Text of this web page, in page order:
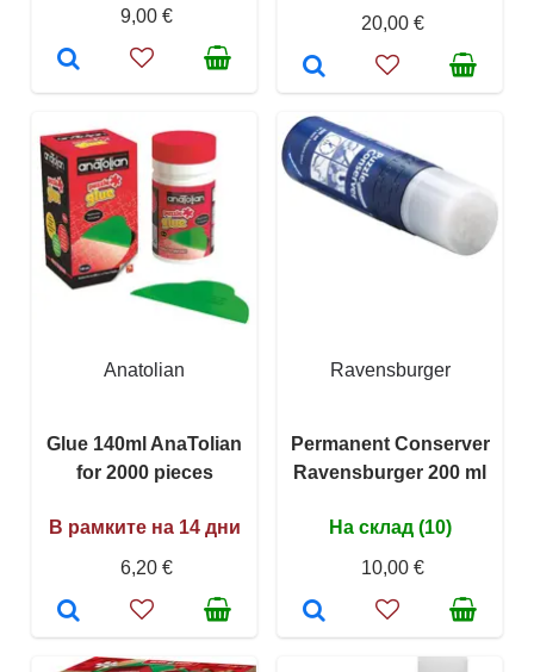
9,00 €
20,00 €
Anatolian
Glue 140ml AnaTolian
for 2000 pieces
В рамките на 14 дни
6,20 €
Ravensburger
Permanent Conserver
Ravensburger 200 ml
На склад (10)
10,00 €